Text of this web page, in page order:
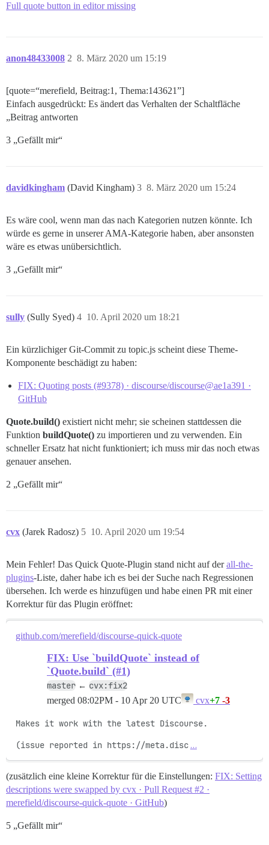
Full quote button in editor missing
anon48433008 8. März 2020 um 15:19
2
[quote=“merefield, Beitrag:1, Thema:143621”]
Einfach ausgedrückt: Es ändert das Verhalten der Schaltfläche
„Beitrag antworten
3 „Gefällt mir“
davidkingham (David Kingham) 8. März 2020 um 15:24
3
Es wäre cool, wenn man das nach Kategorien nutzen könnte. Ich
würde es gerne in unserer AMA-Kategorie haben, aber ansonsten
wäre es etwas unübersichtlich.
3 „Gefällt mir“
sully (Sully Syed) 10. April 2020 um 18:21
4
Ein kürzlichiger Git-Commit zu topic.js scheint diese Theme-
Komponente beschädigt zu haben:
FIX: Quoting posts (#9378) · discourse/discourse@ae1a391 ·
GitHub
Quote.build() existiert nicht mehr; sie scheinen stattdessen die
Funktion buildQuote() zu importieren und zu verwenden. Ein
schneller Ersatz hat nicht funktioniert; ich muss mir das noch etwas
genauer ansehen.
2 „Gefällt mir“
cvx (Jarek Radosz) 10. April 2020 um 19:54
5
Mein Fehler! Das Quick Quote-Plugin stand nicht auf derall-the-
plugins-Liste, daher habe ich es bei der Suche nach Regressionen
übersehen. Ich werde es hinzufügen und habe einen PR mit einer
Korrektur für das Plugin eröffnet:
github.com/merefield/discourse-quick-quote
FIX: Use `buildQuote` instead of
`Quote.build` (#1)
master ← cvx:fix2
merged 08:02PM - 10 Apr 20 UTC cvx+7 -3
Makes it work with the latest Discourse.
(issue reported in https://meta.disc …
(zusätzlich eine kleine Korrektur für die Einstellungen: FIX: Setting
descriptions were swapped by cvx · Pull Request #2 ·
merefield/discourse-quick-quote · GitHub)
5 „Gefällt mir“